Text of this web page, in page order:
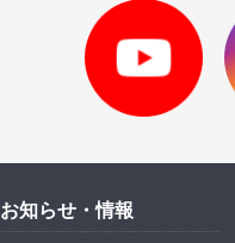
お知らせ・情報